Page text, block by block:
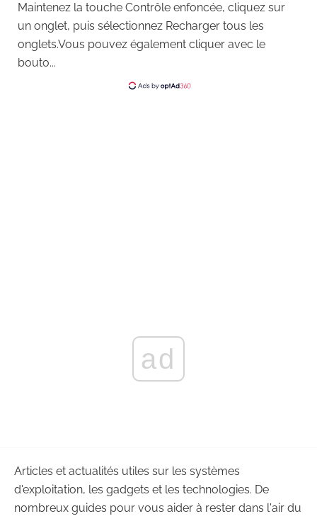
Maintenez la touche Contrôle enfoncée, cliquez sur
un onglet, puis sélectionnez Recharger tous les
onglets.Vous pouvez également cliquer avec le
bouto...
ad
Articles et actualités utiles sur les systèmes
d'exploitation, les gadgets et les technologies. De
nombreux guides pour vous aider à rester dans l'air du